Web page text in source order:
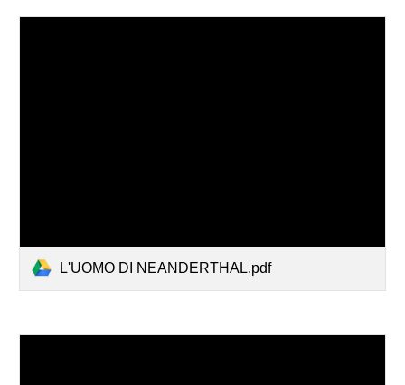
L'UOMO DI NEANDERTHAL.pdf